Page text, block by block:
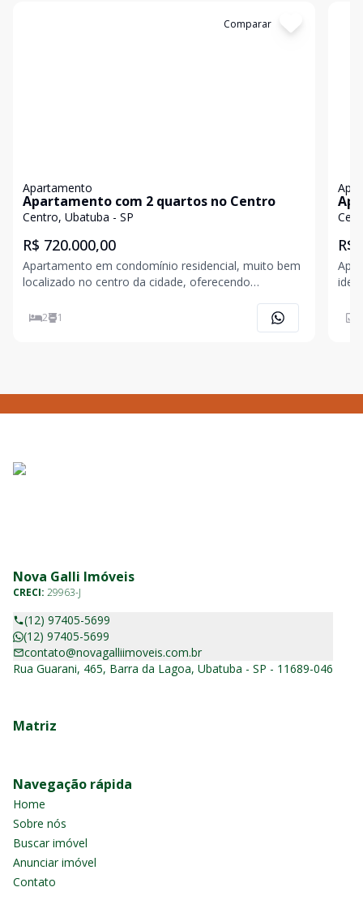
Comparar
Apartamento
Apartamento com 2 quartos no Centro
Centro, Ubatuba - SP
R$ 720.000,00
Apartamento em condomínio residencial, muito bem
localizado no centro da cidade, oferecendo
principais vias. O imóvel conta com 2 quartos, sendo
2 1
R$
Nova Galli Imóveis
CRECI: 29963-J
(12) 97405-5699
(12) 97405-5699
contato@novagalliimoveis.com.br
Rua Guarani, 465, Barra da Lagoa, Ubatuba - SP - 11689-046
Matriz
Navegação rápida
Home
Sobre nós
Buscar imóvel
Anunciar imóvel
Contato